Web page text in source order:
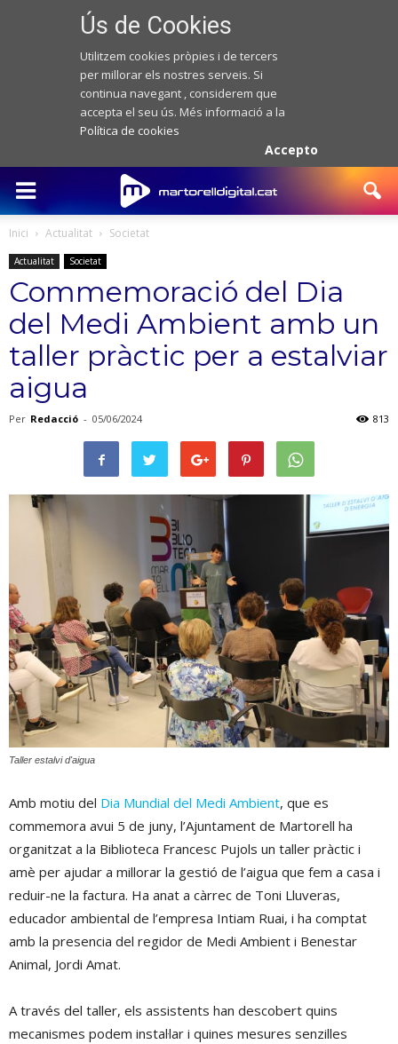
Ús de Cookies
Utilitzem cookies pròpies i de tercers
per millorar els nostres serveis. Si
continua navegant , considerem que
accepta el seu ús. Més informació a la
Política de cookies
Accepto
Inici Actualitat Societat
Actualitat Societat
Commemoració del Dia
del Medi Ambient amb un
taller pràctic per a estalviar
aigua
Per Redacció - 05/06/2024 813
Taller estalvi d'aigua
Amb motiu del Dia Mundial del Medi Ambient, que es
commemora avui 5 de juny, l’Ajuntament de Martorell ha
organitzat a la Biblioteca Francesc Pujols un taller pràctic i
amè per ajudar a millorar la gestió de l’aigua que fem a casa i
reduir-ne la factura. Ha anat a càrrec de Toni Lluveras,
educador ambiental de l’empresa Intiam Ruai, i ha comptat
amb la presencia del regidor de Medi Ambient i Benestar
Animal, Jordi Amat.
A través del taller, els assistents han descobert quins
mecanismes podem instal·lar i quines mesures senzilles